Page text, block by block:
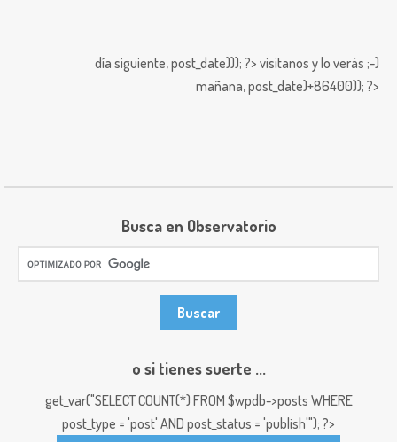
día siguiente,post_date))); ?> visitanos y lo verás ;-)
mañana,post_date)+86400)); ?>
Busca en Observatorio
o si tienes suerte ...
get_var("SELECT COUNT(*) FROM $wpdb->posts WHERE
post_type = 'post' AND post_status = 'publish'"); ?>